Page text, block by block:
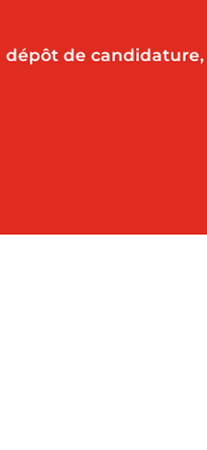
dépôt de candidature,